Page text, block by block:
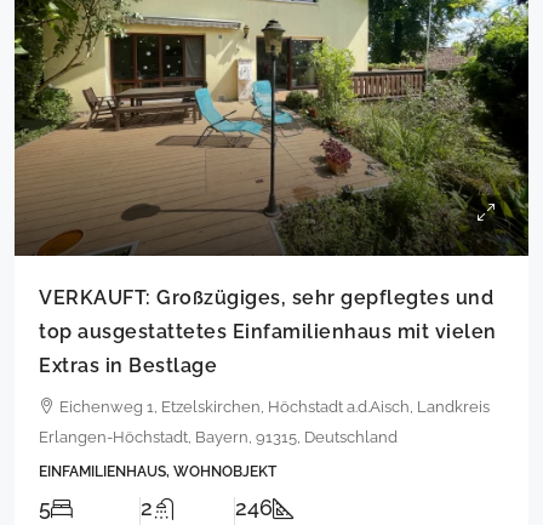
VERKAUFT: Großzügiges, sehr gepflegtes und
top ausgestattetes Einfamilienhaus mit vielen
Extras in Bestlage
Eichenweg 1, Etzelskirchen, Höchstadt a.d.Aisch, Landkreis
Erlangen-Höchstadt, Bayern, 91315, Deutschland
EINFAMILIENHAUS, WOHNOBJEKT
5 2 246